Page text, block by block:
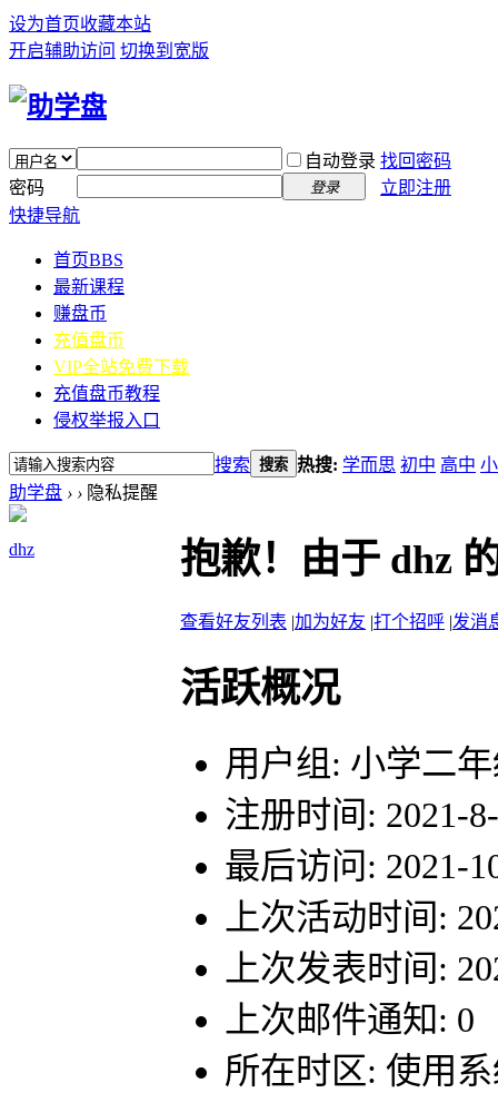
设为首页收藏本站
开启辅助访问 切换到宽版
自动登录 找回密码
密码
登录
立即注册
快捷导航
首页BBS
最新课程
赚盘币
充值盘币
VIP全站免费下载
充值盘币教程
侵权举报入口
搜索 搜索 热搜: 学而思 初中 高中
助学盘 › › 隐私提醒
dhz 抱歉！由于 dhz
查看好友列表 |加为好友 |打个招呼 |发消
活跃概况
用户组: 小学二
注册时间: 2021-
最后访问: 2021-
上次活动时间:
上次发表时间:
上次邮件通知: 0
所在时区: 使用